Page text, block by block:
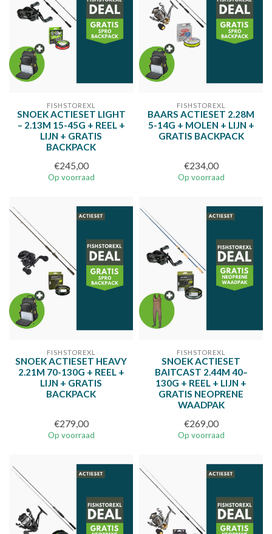
FISHSTOREXL
SNOEK ACTIESET LIGHT
– 2.13M 15-45G + REEL +
LIJN + GRATIS
BACKPACK
€245,00
Op voorraad
FISHSTOREXL
BAARS ACTIESET 2.28M
5-14G + MOLEN + LIJN +
GRATIS BACKPACK
€234,00
Op voorraad
FISHSTOREXL
SNOEK ACTIESET HEAVY
2.21M 70-130G + REEL +
LIJN + GRATIS
BACKPACK
€279,00
Op voorraad
FISHSTOREXL
SNOEK ACTIESET
BAITCAST 2.44M 40–
130G + REEL + LIJN +
GRATIS NEOPRENE
WAADPAK
€269,00
Op voorraad